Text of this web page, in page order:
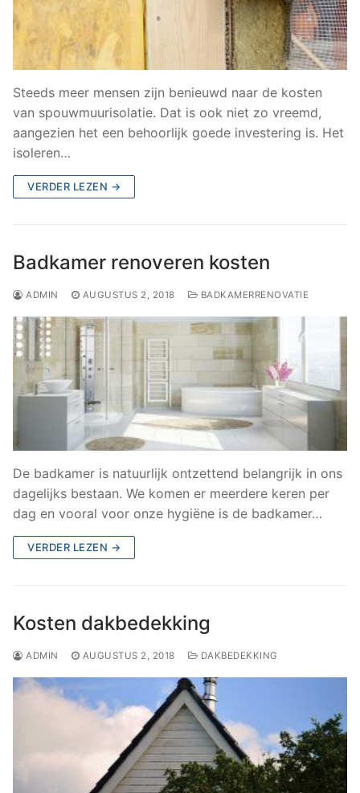
Steeds meer mensen zijn benieuwd naar de kosten
van spouwmuurisolatie. Dat is ook niet zo vreemd,
aangezien het een behoorlijk goede investering is. Het
isoleren…
VERDER LEZEN →
Badkamer renoveren kosten
ADMIN AUGUSTUS 2, 2018 BADKAMERRENOVATIE
De badkamer is natuurlijk ontzettend belangrijk in ons
dagelijks bestaan. We komen er meerdere keren per
dag en vooral voor onze hygiëne is de badkamer…
VERDER LEZEN →
Kosten dakbedekking
ADMIN AUGUSTUS 2, 2018 DAKBEDEKKING